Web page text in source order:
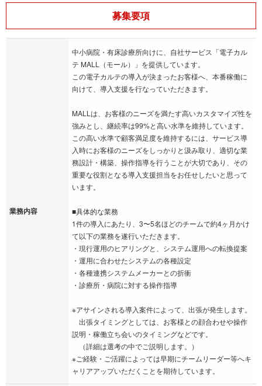
募集要項
業務内容
中小病院・有床診療所向けに、自社サービス「電子カル
テ MALL（モール）」を提供しています。
この電子カルテの導入が決まったお客様へ、本番稼働に
向けて、導入支援を行なっていただきます。
MALLは、お客様のニーズを満たす高いカスタマイズ性を
強みとし、継続率は99%と高い水準を維持しています。
この高い水準で顧客満足度を維持するには、サービス導
入時にお客様のニーズをしっかりと汲み取り、適切な業
務設計・構築、操作指導を行うことが大切であり、その
重要な役割となる導入支援担当をお任せしたいと思って
います。
■具体的な業務
1件の導入にあたり、3〜5名ほどのチームで約4ヶ月かけ
て以下の業務を遂行いただきます。
・現行運用のヒアリングと、システム運用への転換提案
・運用に合わせたシステムの各種設定
・各種連携システムメーカーとの折衝
・診療所・病院に対する操作指導
※アサインされる導入案件によって、出張が発生します。
出張タイミングとしては、お客様との顔合わせや操作
説明・稼働立ち会いのタイミングなどです。
（詳細は選考の中でご説明します。）
※ご経験・ご活躍によっては早期にチームリーダー等へキ
ャリアアップいただくことを期待しています。